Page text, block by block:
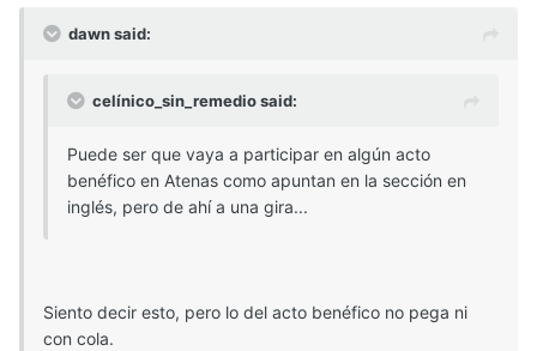
dawn said:
celínico_sin_remedio said:
Puede ser que vaya a participar en algún acto
benéfico en Atenas como apuntan en la sección en
inglés, pero de ahí a una gira...
Siento decir esto, pero lo del acto benéfico no pega ni
con cola.